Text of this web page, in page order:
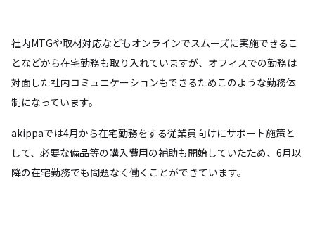
社内MTGや取材対応などもオンラインでスムーズに実施できるこ
となどから在宅勤務も取り入れていますが、オフィスでの勤務は
対面した社内コミュニケーションもできるためこのような勤務体
制になっています。
akippaでは4月から在宅勤務をする従業員向けにサポート施策と
して、必要な備品等の購入費用の補助も開始していたため、6月以
降の在宅勤務でも問題なく働くことができています。